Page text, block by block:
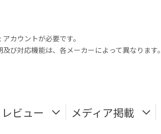
カウントが必要です。
び対応機能は、各メーカーによって異なります。
レビュー メディア掲載